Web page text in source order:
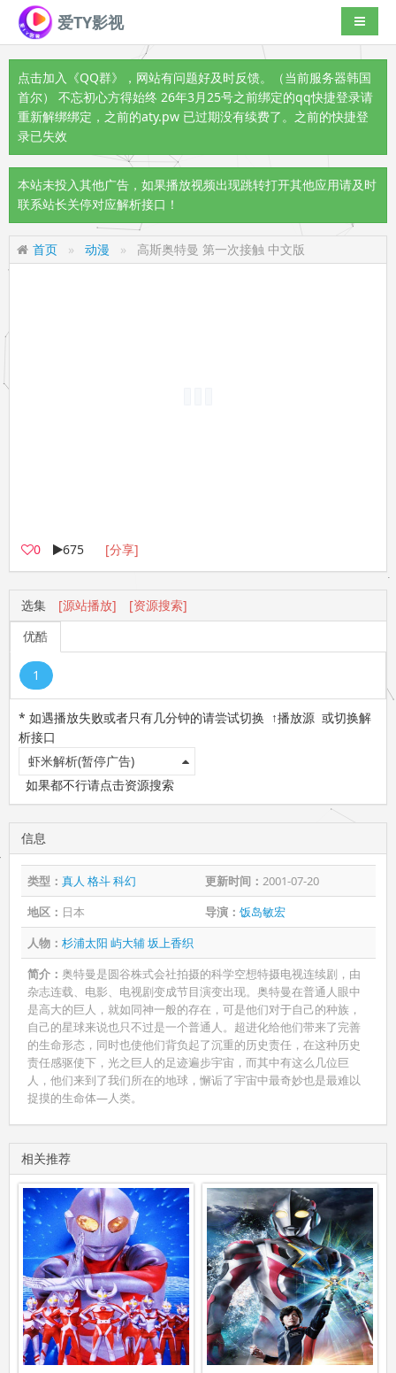
爱TY影视 导航切
点击加入《QQ群》
，网站有问题好及时反馈。（当前服务器韩国
首尔） 不忘初心方得始终 26年3月25号之前绑定的qq快捷登录请
重新解绑绑定，之前的aty.pw 已过期没有续费了。之前的快捷登
录已失效
本站未投入其他广告，如果播放视频出现跳转打开其他应用请及时
联系站长关停对应解析接口！
首页 动漫 高斯奥特曼 第一次接触 中文版
0 675 [分享]
选集 [源站播放]
[资源搜索]
优酷
1
* 如遇播放失败或者只有几分钟的请尝试切换 ↑播放源 或切换解
析接口
虾米解析(暂停广告)
如果都不行请点击资源搜索
信息
类型： 真人 格斗科幻 更新时间： 2001-07-20
地区： 日本 导演： 饭岛敏宏
人物： 杉浦太阳 屿大辅坂上香织
简介： 奥特曼是圆谷株式会社拍摄的科学空想特摄电视连续剧，由
杂志连载、电影、电视剧变成节目演变出现。奥特曼在普通人眼中
是高大的巨人，就如同神一般的存在，可是他们对于自己的种族，
自己的星球来说也只不过是一个普通人。超进化给他们带来了完善
的生命形态，同时也使他们背负起了沉重的历史责任，在这种历史
责任感驱使下，光之巨人的足迹遍步宇宙，而其中有这么几位巨
人，他们来到了我们所在的地球，懈诟了宇宙中最奇妙也是最难以
捉摸的生命体―人类。
相关推荐